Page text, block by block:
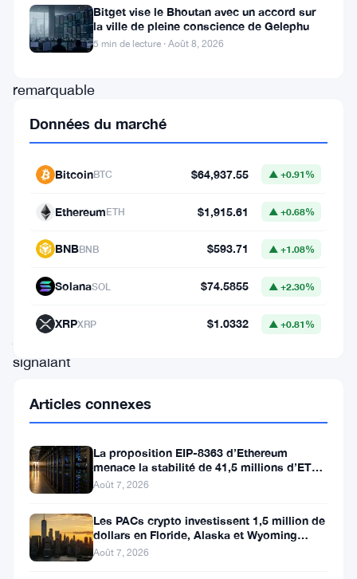
connu
une
remarquable
enregistrant
plus
grand
afflux
quotidien
jours,
signalant
intérêt
fort
pour
principale
plateforme
Bitget vise le Bhoutan avec un accord sur
la ville de pleine conscience de Gelephu
5 min de lecture · Août 8, 2026
Données du marché
BitcoinBTC $64,937.55 ▲ +0.91%
EthereumETH $1,915.61 ▲ +0.68%
BNBBNB $593.71 ▲ +1.08%
SolanaSOL $74.5855 ▲ +2.30%
XRPXRP $1.0332 ▲ +0.81%
Articles connexes
La proposition EIP-8363 d’Ethereum
menace la stabilité de 41,5 millions d’ETH
stakés et de la DeFi
Août 7, 2026
Les PACs crypto investissent 1,5 million de
dollars en Floride, Alaska et Wyoming
après un revers au Michigan
Août 7, 2026